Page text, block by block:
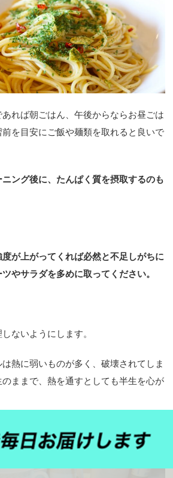
れば朝ごはん、午後からならお昼ごは
を目安にご飯や麺類を取れると良いで
ング後に、たんぱく質を摂取するのも
度が上がってくれば必然と不足しがちに
やサラダを多めに取ってください。
ないようにします。
熱に弱いものが多く、破壊されてしま
ままで、熱を通すとしても半生を心が
も取れるので、朝方に摂取するのが一番